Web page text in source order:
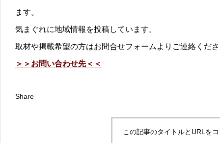
ます。
気まぐれに地域情報を投稿しています。
取材や掲載希望の方はお問合せフォームよりご連絡くだ
＞＞お問い合わせ先＜＜
Share
この記事のタイトルとURLを